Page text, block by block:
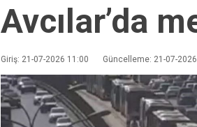
Avcılar’da
Giriş: 21-07-2026 11:00 Güncelleme: 21-07-